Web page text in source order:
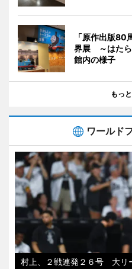
「原作出版
界展 ～はたら
館内の様子
もっ
ワールド
村上、２戦連発２６号 大リ